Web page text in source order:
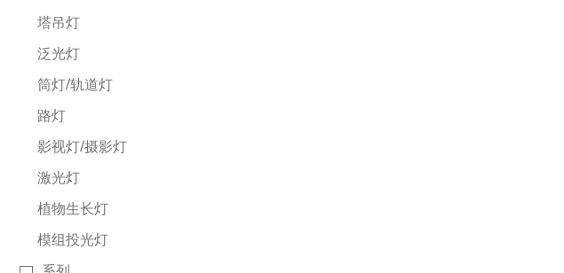
塔吊灯
泛光灯
筒灯/轨道灯
路灯
影视灯/摄影灯
激光灯
植物生长灯
模组投光灯